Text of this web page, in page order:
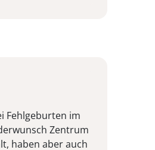
Fehlgeburten im
Zentrum
haben aber auch